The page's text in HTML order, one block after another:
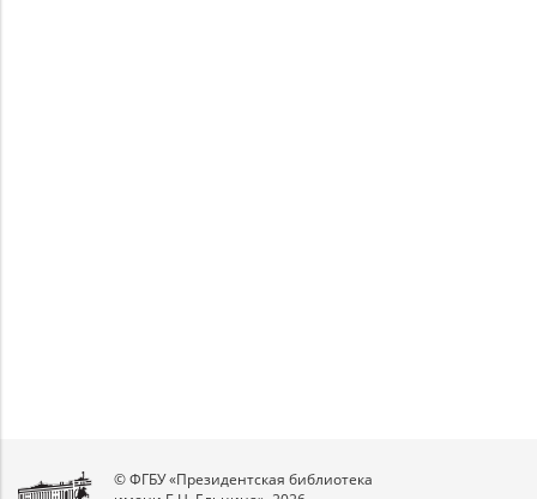
© ФГБУ «Президентская библиотека